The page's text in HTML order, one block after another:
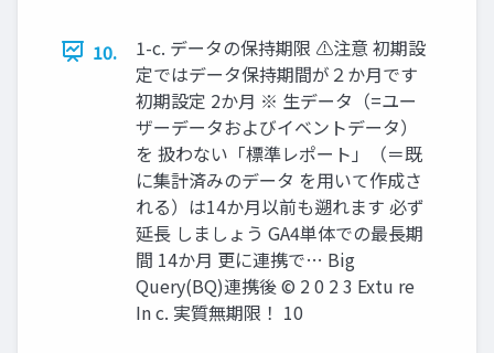
10.
1-c. データの保持期限 ⚠注意 初期設
定ではデータ保持期間が２か月です
初期設定 2か月 ※ 生データ（=ユー
ザーデータおよびイベントデータ）
を 扱わない「標準レポート」（＝既
に集計済みのデータ を用いて作成さ
れる）は14か月以前も遡れます 必ず
延長 しましょう GA4単体での最長期
間 14か月 更に連携で… Big
Query(BQ)連携後 © 2 0 2 3 Extu re
In c. 実質無期限！ 10